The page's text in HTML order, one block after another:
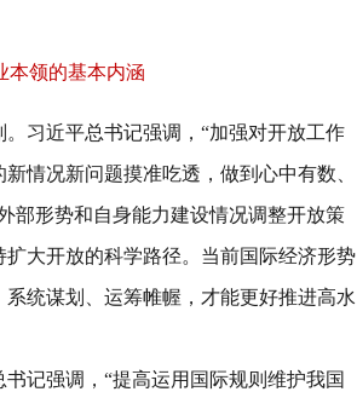
本领的基本内涵
习近平总书记强调， “加强对开放工作
情况新问题摸准吃透，做到心中有数、
部形势和自身能力建设情况调整开放策
大开放的科学路径。当前国际经济形势
统谋划、运筹帷幄，才能更好推进高水
记强调， “提高运用国际规则维护我国